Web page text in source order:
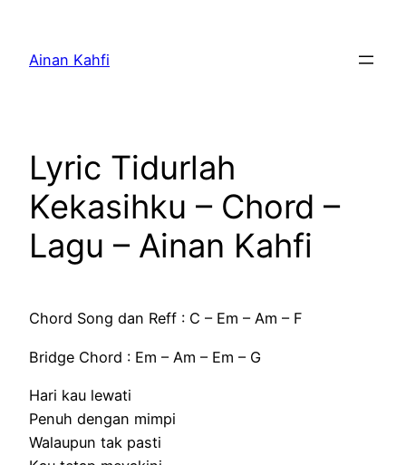
content
Ainan Kahfi
Lyric Tidurlah
Kekasihku – Chord –
Lagu – Ainan Kahfi
Chord Song dan Reff : C – Em – Am – F
Bridge Chord : Em – Am – Em – G
Hari kau lewati
Penuh dengan mimpi
Walaupun tak pasti